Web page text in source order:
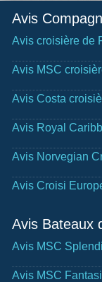
Avis
Avis croisière de
Avis MSC
Avis Costa
Avis Royal
Avis Norvegian
Avis Croisi
Avis Bateaux
Avis MSC
Avis MSC